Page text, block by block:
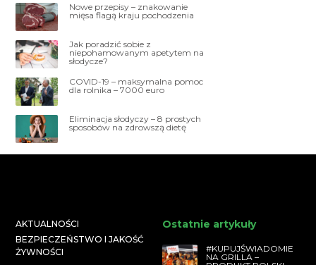
Nowe przepisy – znakowanie
mięsa flagą kraju pochodzenia
Jak poradzić sobie z
niepohamowanym apetytem na
słodycze?
COVID-19 – maksymalna pomoc
dla rolnika – 7000 euro
Eliminacja słodyczy – 8 prostych
sposobów na zdrowszą dietę
AKTUALNOŚCI
BEZPIECZEŃSTWO I JAKOŚĆ
ŻYWNOŚCI
Ostatnie artykuły
#KUPUJŚWIADOMIE
NA GRILLA –